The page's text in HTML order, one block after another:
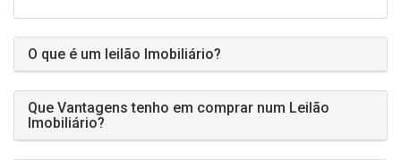
O que é um leilão Imobiliário?
Que Vantagens tenho em comprar num Leilão
Imobiliário?